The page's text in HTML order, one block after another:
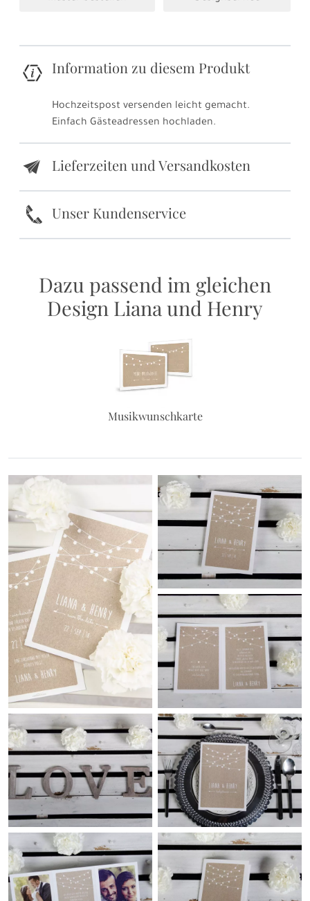
Information zu diesem Produkt
Hochzeitspost versenden leicht gemacht.
Einfach Gästeadressen hochladen.
e Lieferzeiten und Versandkosten
k Unser Kundenservice
Dazu passend im gleichen
Design Liana und Henry
Musikwunschkarte